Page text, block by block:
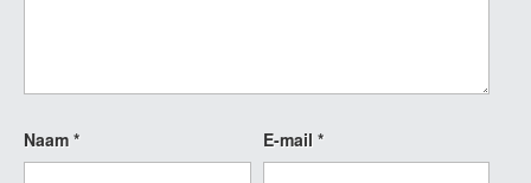
Naam * E-mail *